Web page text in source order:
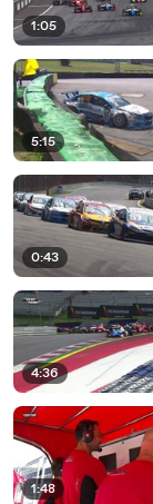
1:05
5:15
0:43
4:36
1:48